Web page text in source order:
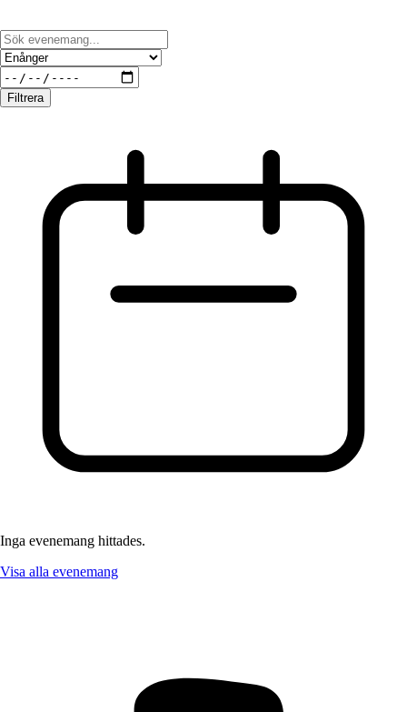
Filtrera
Inga evenemang hittades.
Visa alla evenemang